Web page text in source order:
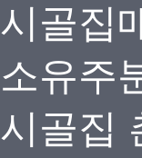
시골집
소유주
시골집